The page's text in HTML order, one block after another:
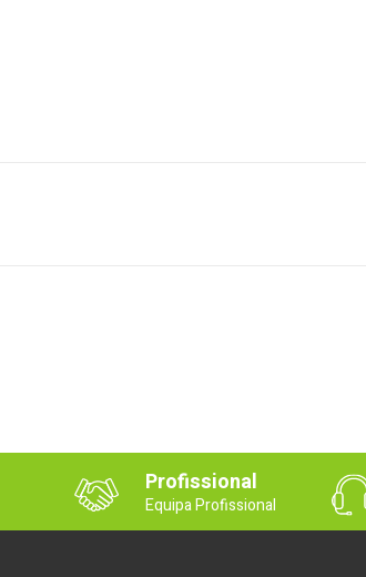
Profissional
Equipa Profissional